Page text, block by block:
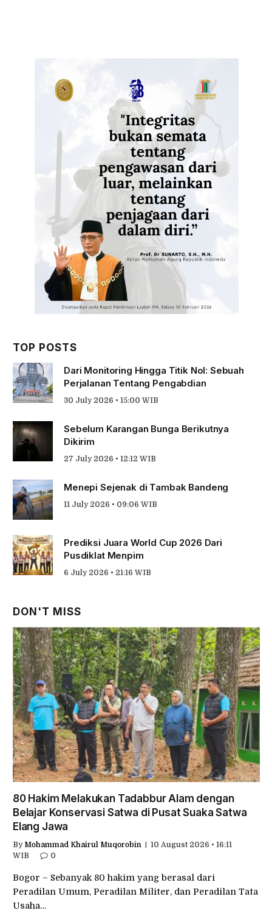
TOP POSTS
Dari Monitoring Hingga Titik Nol: Sebuah
Perjalanan Tentang Pengabdian
30 July 2026 • 15:00 WIB
Sebelum Karangan Bunga Berikutnya
Dikirim
27 July 2026 • 12:12 WIB
Menepi Sejenak di Tambak Bandeng
11 July 2026 • 09:06 WIB
Prediksi Juara World Cup 2026 Dari
Pusdiklat Menpim
6 July 2026 • 21:16 WIB
DON'T MISS
80 Hakim Melakukan Tadabbur Alam dengan
Belajar Konservasi Satwa di Pusat Suaka Satwa
Elang Jawa
By Mohammad Khairul Muqorobin
10 August 2026 • 16:11
WIB
0
Bogor – Sebanyak 80 hakim yang berasal dari
Peradilan Umum, Peradilan Militer, dan Peradilan Tata
Usaha…